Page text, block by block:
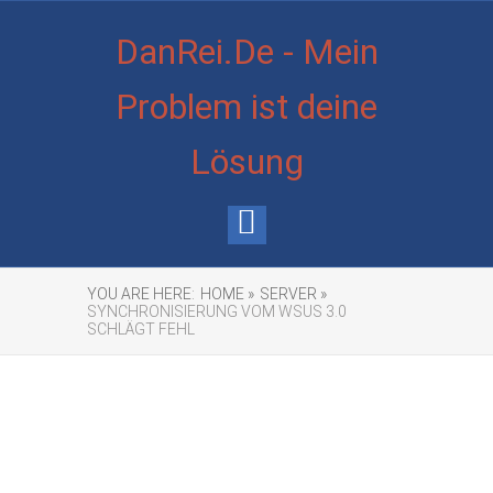
DanRei.De - Mein
Problem ist deine
Lösung
YOU ARE HERE: HOME » SERVER »
SYNCHRONISIERUNG VOM WSUS 3.0
SCHLÄGT FEHL